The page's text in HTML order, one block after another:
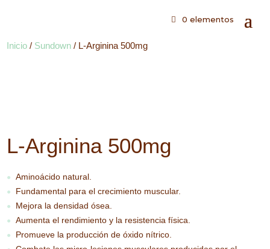
0 elementos
Inicio / Sundown / L-Arginina 500mg
L-Arginina 500mg
● Aminoácido natural.
● Fundamental para el crecimiento muscular.
● Mejora la densidad ósea.
● Aumenta el rendimiento y la resistencia física.
● Promueve la producción de óxido nítrico.